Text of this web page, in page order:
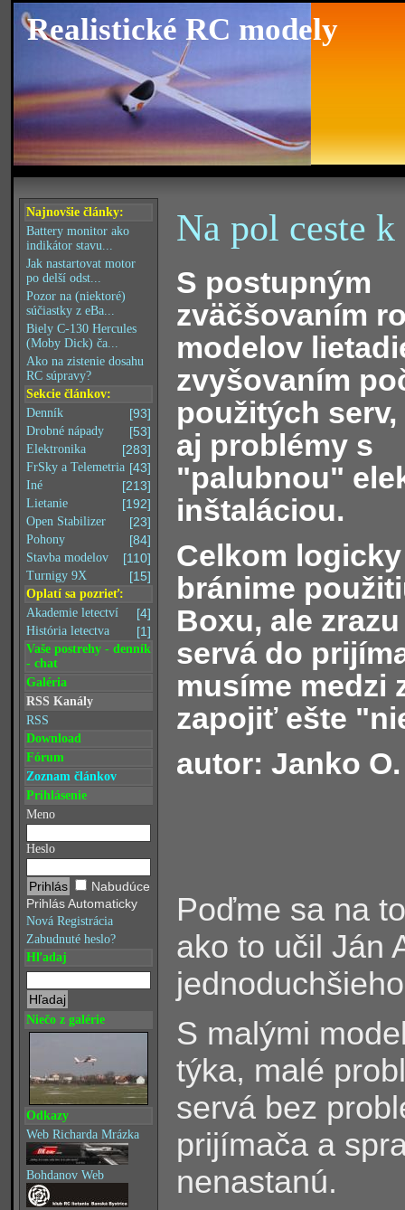
Realistické RC modely
Najnovšie články:
Battery monitor ako
indikátor stavu...
Jak nastartovat motor
po delší odst...
Pozor na (niektoré)
súčiastky z eBa...
Biely C-130 Hercules
(Moby Dick) ča...
Ako na zistenie dosahu
RC súpravy?
Sekcie článkov:
[93]
Denník
[53]
Drobné nápady
[283]
Elektronika
[43]
FrSky a Telemetria
[213]
Iné
[192]
Lietanie
[23]
Open Stabilizer
[84]
Pohony
[110]
Stavba modelov
[15]
Turnigy 9X
Oplatí sa pozrieť:
[4]
Akademie letectví
[1]
História letectva
Vaše postrehy - denník
- chat
Galéria
RSS Kanály
RSS
Download
Fórum
Zoznam článkov
Prihlásenie
Meno
Heslo
Nabudúce
Prihlás Automaticky
Nová Registrácia
Zabudnuté heslo?
Hľadaj
Niečo z galérie
Odkazy
Web Richarda Mrázka
Bohdanov Web
Na pol ceste
S postupným
zväčšovaním
modelov
zvyšovaním
použitých
aj problémy s
"palubnou"
inštaláciou.
Celkom
bránime
Boxu, ale
servá do
musíme medzi
zapojiť ešte
autor: Janko O.
Poďme sa na
ako to učil Ján
S malými
týka, malé
servá bez
prijímača a
nenastanú.